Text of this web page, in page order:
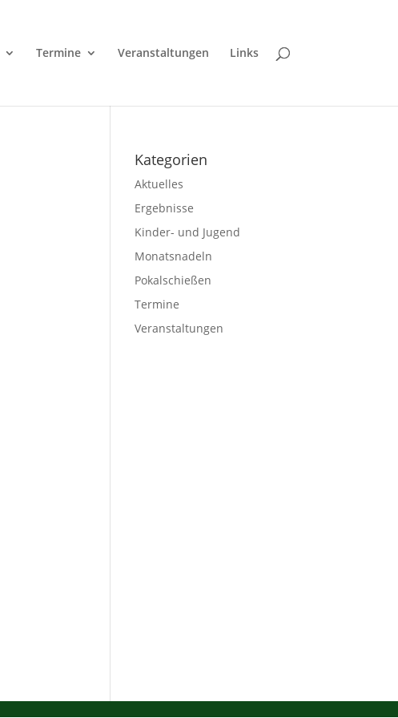
Termine Veranstaltungen Links
Kategorien
Aktuelles
Ergebnisse
Kinder- und Jugend
Monatsnadeln
Pokalschießen
Termine
Veranstaltungen